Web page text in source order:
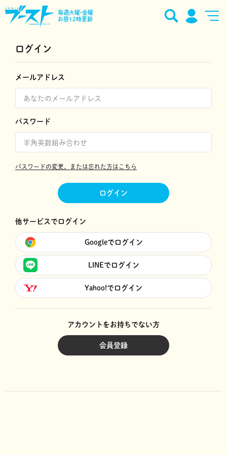
毎週火曜•金曜
お昼12時更新
ログイン
メールアドレス
パスワード
パスワードの変更、または忘れた方はこちら
ログイン
他サービスでログイン
Googleでログイン
LINEでログイン
Yahoo!でログイン
アカウントをお持ちでない方
会員登録